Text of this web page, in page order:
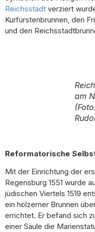
Reichsstadt verziert
Kurfürstenbrunnen, den
und den
am
Reformatorische
Mit der Einrichtung der
Regensburg 1551 wurde
jüdischen Viertels 1519
ein hölzerner Brunnen
errichtet. Er befand sich
einer Säule die